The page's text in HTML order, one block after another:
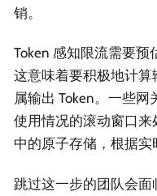
销。
Token 感知限流需要
这意味着要积极地计算
属输出 Token。一些网
使用情况的滚动窗口
中的原子存储，根据实
跳过这一步的团队会面